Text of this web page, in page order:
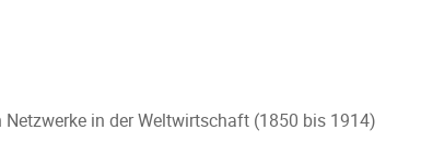
in der Weltwirtschaft (1850 bis 1914)